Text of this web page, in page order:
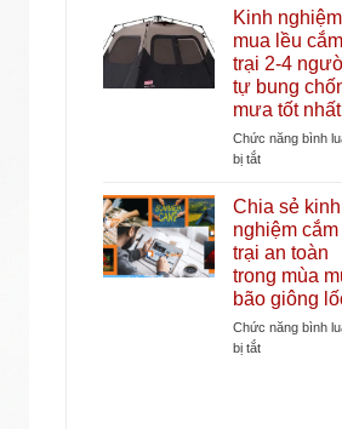
tăng
tuổi
thọ
lều
ích
của
lều
thay
đồ
tự
bung
khi
trại
bãi
biển
Kinh nghiệm
mua lều cắm
trại 2-4
tự bung
mưa tốt nhất
Chức năng bình
bị tắtở
nghiệm
mua
lều
cắm
trại
2-
4
người
Chia sẻ kinh
nghiệm cắm
trại an toàn
trong mùa
bão giông
Chức năng bình
bị tắtở